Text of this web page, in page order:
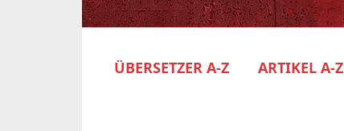
ÜBERSETZER A-Z ARTIKEL A-Z